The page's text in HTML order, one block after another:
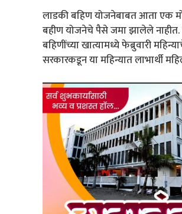
लाडकी बहिण योजनेबाबत आता एक
बहीण योजनेचे पैसे जमा झालेले नाहीत.
बहिणींच्या खात्यामध्ये फेब्रुवारी
सरकारकडून या महिन्यात लाभार्थी